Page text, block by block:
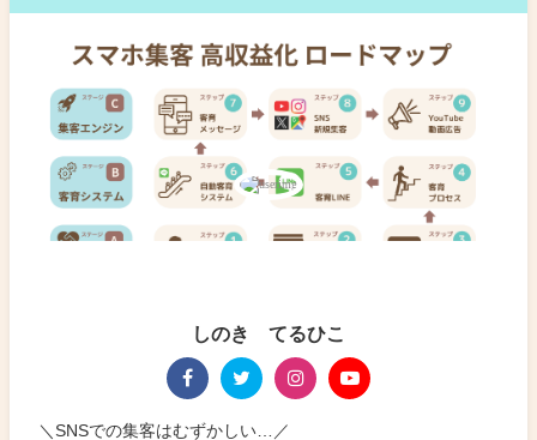
しのき てるひこ
＼SNSでの集客はむずかしい…／